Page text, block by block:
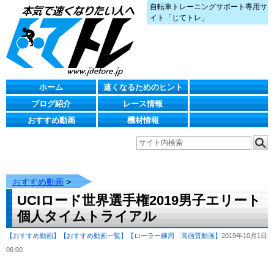
自転車トレーニングサポート専用サ
イト「じてトレ」
ホーム
速くなるためのヒント
ブログ紹介
レース情報
おすすめ動画
機材情報
おすすめ動画 >
UCIロード世界選手権2019男子エリート
個人タイムトライアル
【おすすめ動画】 【おすすめ動画一覧】 【ローラー練用 高画質動画】 2019年10月1日
06:00